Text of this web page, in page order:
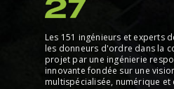
Les 151 ingénieurs et experts
les donneurs d'ordre dans la
projet par une ingénierie
innovante fondée sur une
multispécialisée, numérique et